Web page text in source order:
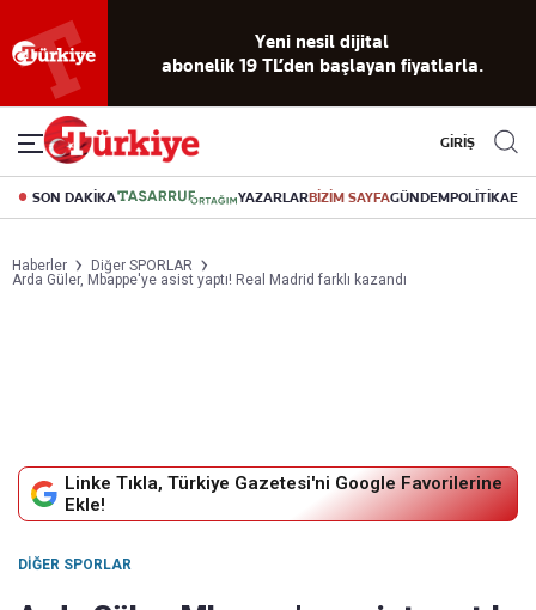
Yeni nesil dijital
abonelik 19 TL’den başlayan fiyatlarla.
GİRİŞ
SON DAKİKA YAZARLARBİZİM SAYFAGÜNDEMPOLİTİKA
Haberler
Diğer SPORLAR
Arda Güler, Mbappe'ye asist yaptı! Real Madrid farklı kazandı
Linke Tıkla, Türkiye Gazetesi'ni Google Favorilerine
Ekle!
DIĞER SPORLAR